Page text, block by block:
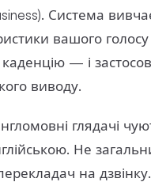
Система
вашого
— і
виводу.
глядачі
Не
на дзвінку.